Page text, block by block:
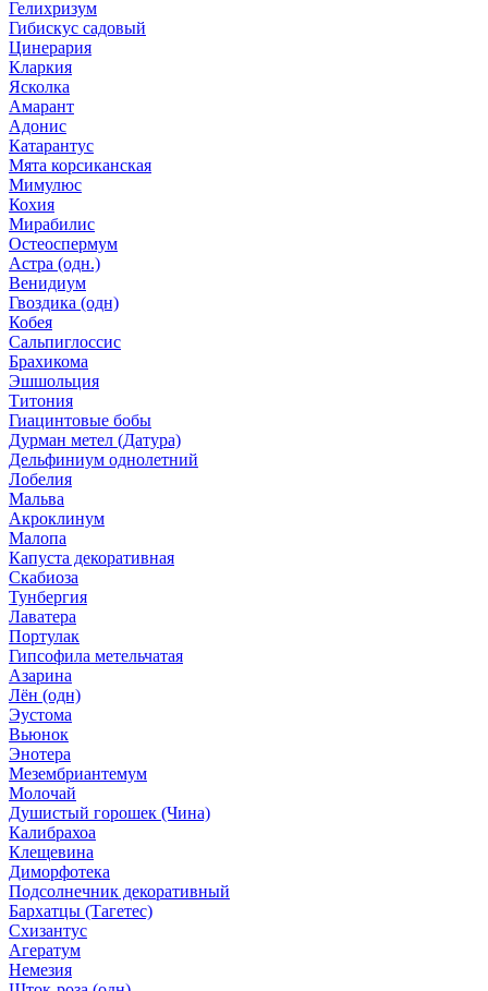
Гелихризум
Гибискус садовый
Цинерария
Кларкия
Ясколка
Амарант
Адонис
Катарантус
Мята корсиканская
Мимулюс
Кохия
Мирабилис
Остеоспермум
Астра (одн.)
Венидиум
Гвоздика (одн)
Кобея
Сальпиглоссис
Брахикома
Эшшольция
Титония
Гиацинтовые бобы
Дурман метел (Датура)
Дельфиниум однолетний
Лобелия
Мальва
Акроклинум
Малопа
Капуста декоративная
Скабиоза
Тунбергия
Лаватера
Портулак
Гипсофила метельчатая
Азарина
Лён (одн)
Эустома
Вьюнок
Энотера
Мезембриантемум
Молочай
Душистый горошек (Чина)
Калибрахоа
Клещевина
Диморфотека
Подсолнечник декоративный
Бархатцы (Тагетес)
Схизантус
Агератум
Немезия